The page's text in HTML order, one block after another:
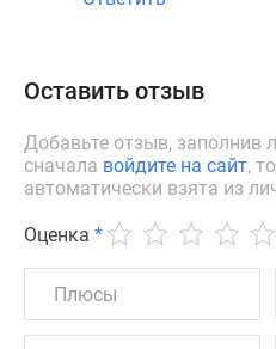
Оставить отзыв
Добавьте отзыв, заполнив
сначала войдите на сайт,
автоматически взята из
Оценка *